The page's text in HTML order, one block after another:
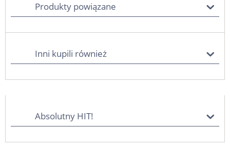
Produkty powiązane
Inni kupili również
Absolutny HIT!